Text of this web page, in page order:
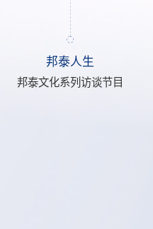
邦泰人生
邦泰文化系列访谈节目